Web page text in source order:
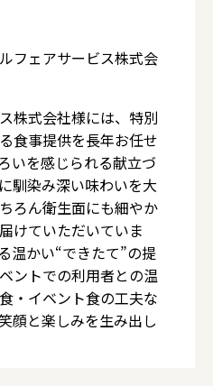
フェアサービス株式会
株式会社様には、特別
食事提供を長年お任せ
いを感じられる献立づ
馴染み深い味わいを大
ろん衛生面にも細やか
けていただいていま
温かい“できたて”の提
ントでの利用者との温
・イベント食の工夫な
顔と楽しみを生み出し